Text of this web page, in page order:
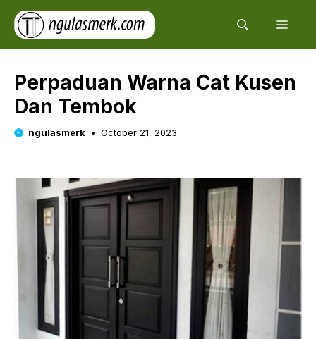
Skip
content
Perpaduan Warna Cat Kusen
Dan Tembok
ngulasmerk October 21, 2023